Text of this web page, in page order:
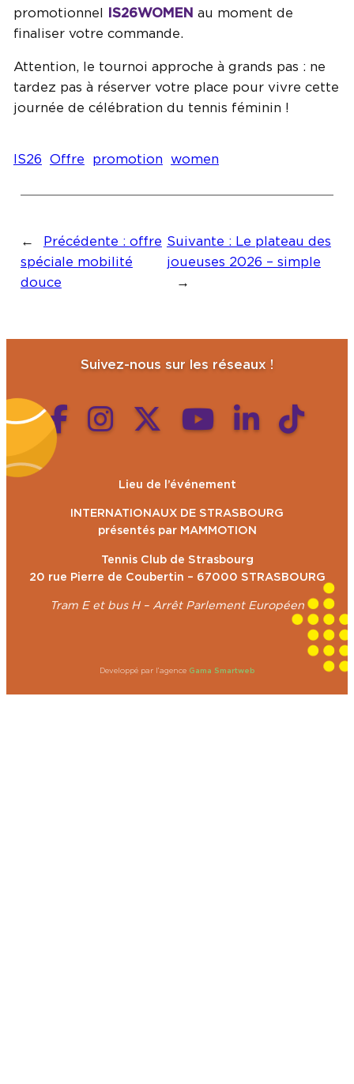
promotionnel
IS26WOMEN au moment de
finaliser votre commande.
Attention, le tournoi approche à grands pas : ne
tardez pas à réserver votre place pour vivre cette
journée de célébration du tennis féminin !
IS26 Offre promotion women
← Précédente : offre
spéciale mobilité
douce
Suivante : Le plateau des
joueuses 2026 – simple
→
Suivez-nous sur les réseaux !
Lieu de l’événement
INTERNATIONAUX DE STRASBOURG
présentés par MAMMOTION
Tennis Club de Strasbourg
20 rue Pierre de Coubertin – 67000 STRASBOURG
Tram E et bus H – Arrêt Parlement Européen
Developpé par l’agence Gama Smartweb